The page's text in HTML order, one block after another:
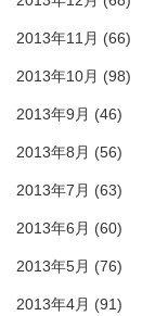
2013年11月 (66)
2013年10月 (98)
2013年9月 (46)
2013年8月 (56)
2013年7月 (63)
2013年6月 (60)
2013年5月 (76)
2013年4月 (91)